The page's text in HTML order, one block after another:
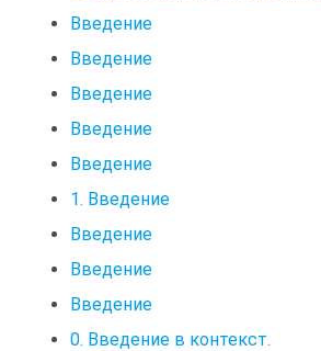
Введение
Введение
Введение
Введение
Введение
1. Введение
Введение
Введение
Введение
0. Введение в контекст.